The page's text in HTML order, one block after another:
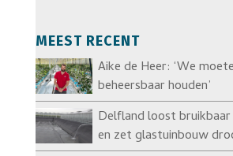
MEEST RECENT
Aike de Heer: ‘We
beheersbaar houden’
Delfland loost
en zet glastuinbouw